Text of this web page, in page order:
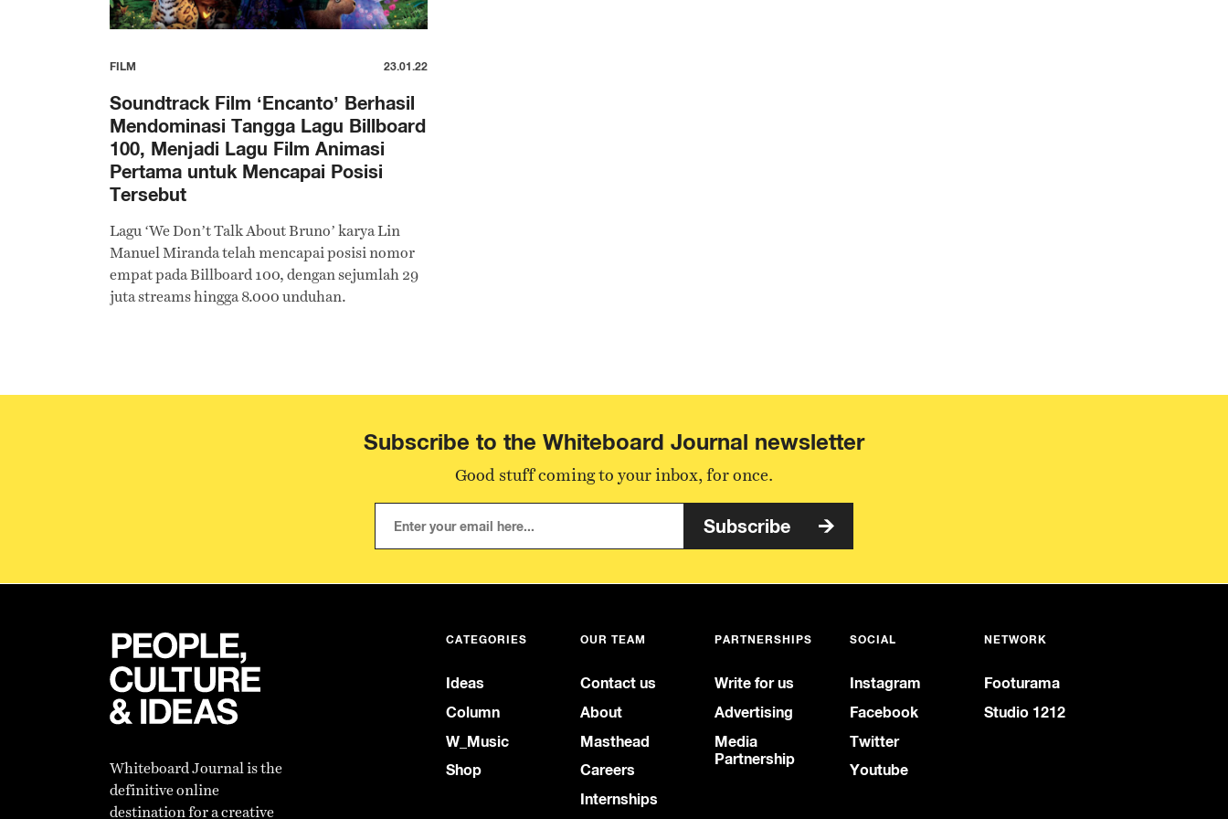
FILM 23.01.22
Soundtrack Film ‘Encanto’ Berhasil
Mendominasi Tangga Lagu Billboard
100, Menjadi Lagu Film Animasi
Pertama untuk Mencapai Posisi
Tersebut
Lagu ‘We Don’t Talk About Bruno’ karya Lin
Manuel Miranda telah mencapai posisi nomor
empat pada Billboard 100, dengan sejumlah 29
juta streams hingga 8.000 unduhan.
Subscribe to the Whiteboard Journal newsletter
Good stuff coming to your inbox, for once.
Subscribe
Whiteboard Journal is the
definitive online
destination for a creative
CATEGORIES
Ideas
Column
W_Music
Shop
OUR TEAM
Contact us
About
Masthead
Careers
Internships
PARTNERSHIPS
Write for us
Advertising
Media
Partnership
SOCIAL
Instagram
Facebook
Twitter
Youtube
NETWORK
Footurama
Studio 1212